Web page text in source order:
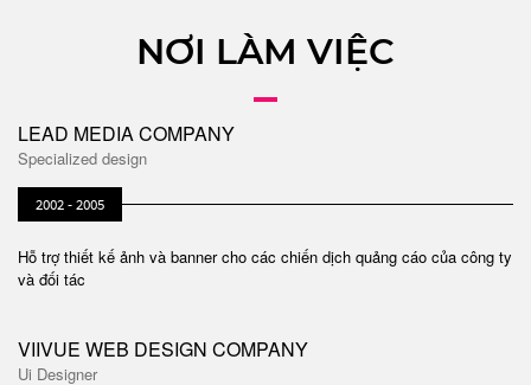
NƠI LÀM VIỆC
LEAD MEDIA COMPANY
Specialized design
2002 - 2005
Hỗ trợ thiết kế ảnh và banner cho các chiến dịch quảng cáo của công ty
và đối tác
VIIVUE WEB DESIGN COMPANY
Ui Designer